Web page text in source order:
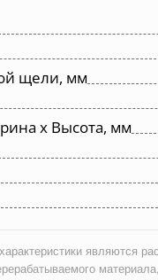
щели, мм
х Высота, мм
являются